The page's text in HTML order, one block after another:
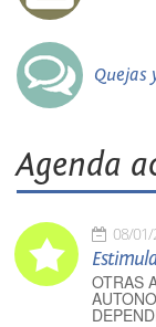
Quejas
Agenda
08/
OTRAS